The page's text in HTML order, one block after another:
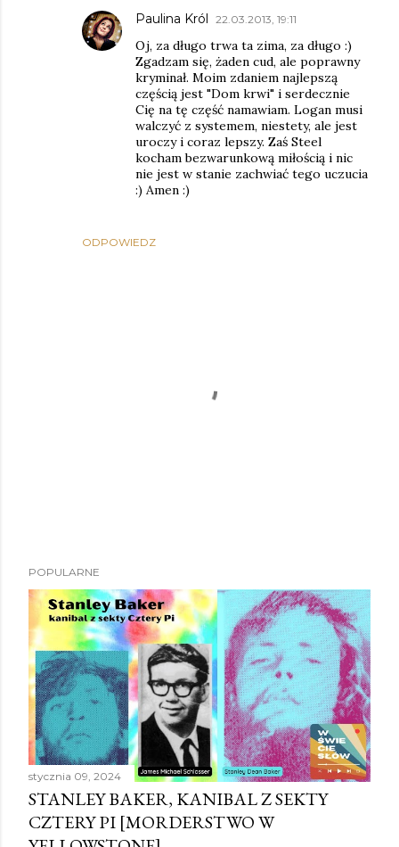
ODPOWIEDZ
Paulina Król 22.03.2013, 19:11
Oj, za długo trwa ta zima, za długo :)
Zgadzam się, żaden cud, ale poprawny
kryminał. Moim zdaniem najlepszą
częścią jest "Dom krwi" i serdecznie
Cię na tę część namawiam. Logan musi
walczyć z systemem, niestety, ale jest
uroczy i coraz lepszy. Zaś Steel
kocham bezwarunkową miłością i nic
nie jest w stanie zachwiać tego uczucia
:) Amen :)
r
z
e
ś
l
i
j
k
o
m
e
n
POPULARNE
stycznia 09, 2024
STANLEY BAKER, KANIBAL Z SEKTY
CZTERY PI [MORDERSTWO W